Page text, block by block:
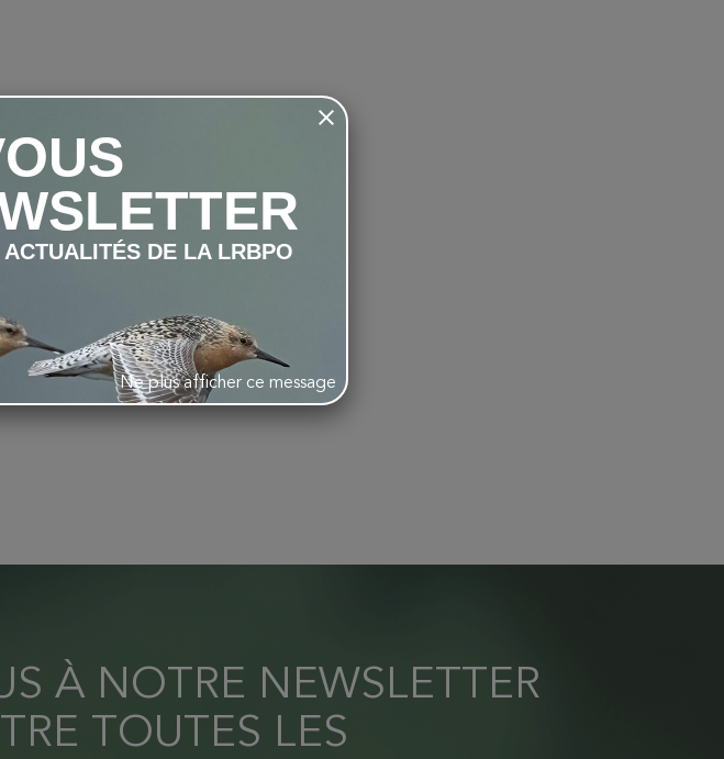
À NOTRE NEWSLETTER
TOUTES LES
DE LA LRBPO
Ne plus afficher ce message